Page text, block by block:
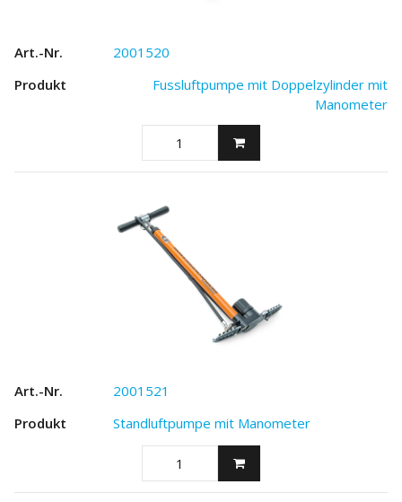
2001520
Fussluftpumpe mit Doppelzylinder mit
Manometer
2001521
Standluftpumpe mit Manometer